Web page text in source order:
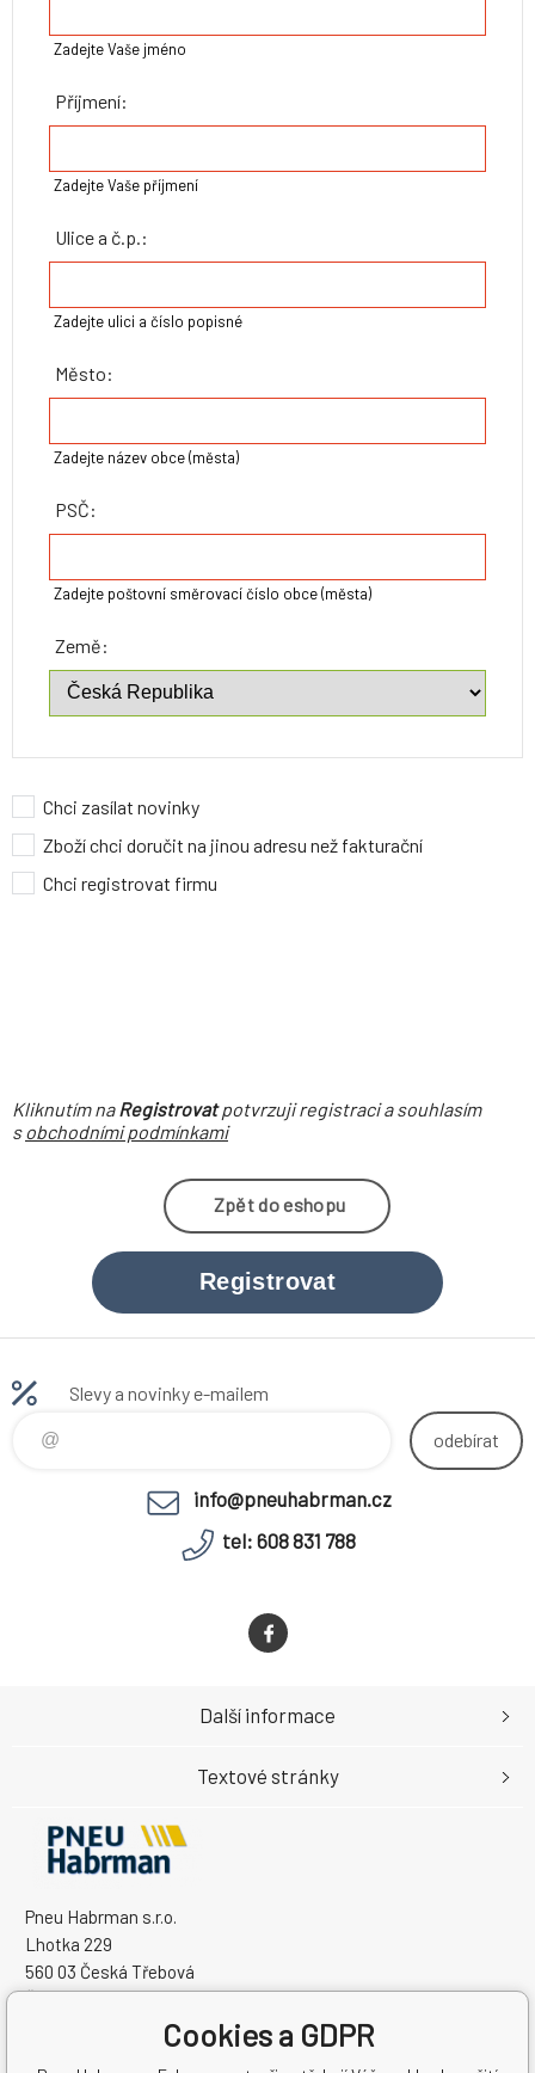
Zadejte Vaše jméno
Příjmení:
Zadejte Vaše příjmení
Ulice a č.p.:
Zadejte ulici a číslo popisné
Město:
Zadejte název obce (města)
PSČ:
Zadejte poštovní směrovací číslo obce (města)
Země:
Chci zasílat novinky
Zboží chci doručit na jinou adresu než fakturační
Chci registrovat firmu
Kliknutím na Registrovatpotvrzuji registraci a souhlasím
sobchodními podmínkami
Zpět do eshopu
Registrovat
Slevy a novinky e-mailem
odebírat
info@pneuhabrman.cz
tel: 608 831 788
Pneu Habrman s.r.o.
Lhotka 229
560 03 Česká Třebová
Česká Republika
Další informace
Textové stránky
Cookies a GDPR